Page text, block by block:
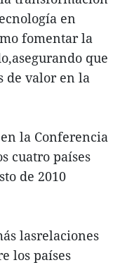
en
fomentar la
que
de valor en la
la Conferencia
cuatro países
de 2010
lasrelaciones
los países